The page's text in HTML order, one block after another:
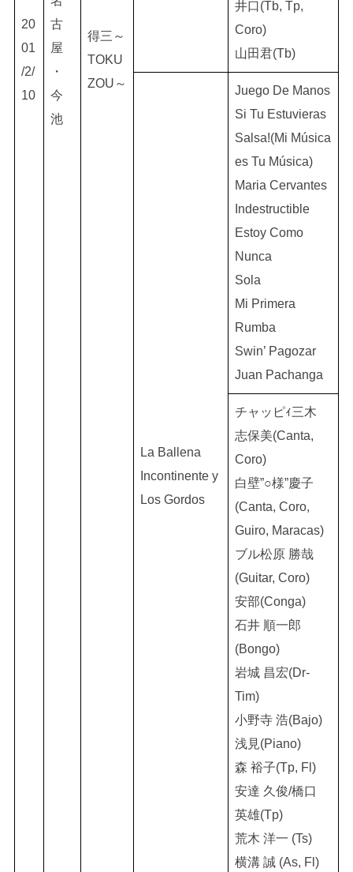
20
01
/2/
10
古
屋
・
今
池
得三～
TOKU
ZOU～
井口(Tb, Tp,
Coro)
山田君(Tb)
La Ballena
Incontinente y
Los Gordos
Juego De Manos
Si Tu Estuvieras
Salsa!(Mi Música
es Tu Música)
Maria Cervantes
Indestructible
Estoy Como
Nunca
Sola
Mi Primera
Rumba
Swin’ Pagozar
Juan Pachanga
チャッピｨ三木
志保美(Canta,
Coro)
白壁”○様”慶子
(Canta, Coro,
Guiro, Maracas)
ブル松原 勝哉
(Guitar, Coro)
安部(Conga)
石井 順一郎
(Bongo)
岩城 昌宏(Dr-
Tim)
小野寺 浩(Bajo)
浅見(Piano)
森 裕子(Tp, Fl)
安達 久俊/橋口
英雄(Tp)
荒木 洋一 (Ts)
横溝 誠 (As, Fl)